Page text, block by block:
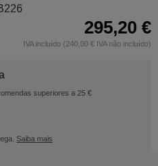
295,20 €
IVA incluído (240,00 € IVA não incluído)
superiores a 25 €
Saiba mais